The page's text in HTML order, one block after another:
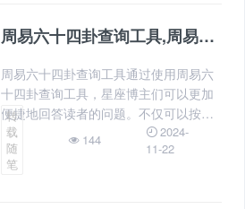
周易六十四卦查询工具,周易六十四卦详解速查表周易四十六卦
周易六十四卦查询工具通过使用周易六
十四卦查询工具，星座博主们可以更加
便捷地回答读者的问题。不仅可以按照
八卦挂图进行查询，还可以根据周易卦
辞、易经卦爻等多种方式进行综合解
读。周易六十四卦详解速查表周易四十
转
载
随
笔
144
2024-
11-22